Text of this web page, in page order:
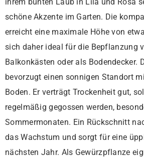
schöne Akzente im Garten. Die
erreicht eine maximale Höhe von
sich daher ideal für die Bepflanzung
Balkonkästen oder als Bodendecker.
bevorzugt einen sonnigen Standort
Boden. Er verträgt Trockenheit gut,
regelmäßig gegossen werden,
Sommermonaten. Ein Rückschnitt
das Wachstum und sorgt für eine
nächsten Jahr. Als Gewürzpflanze